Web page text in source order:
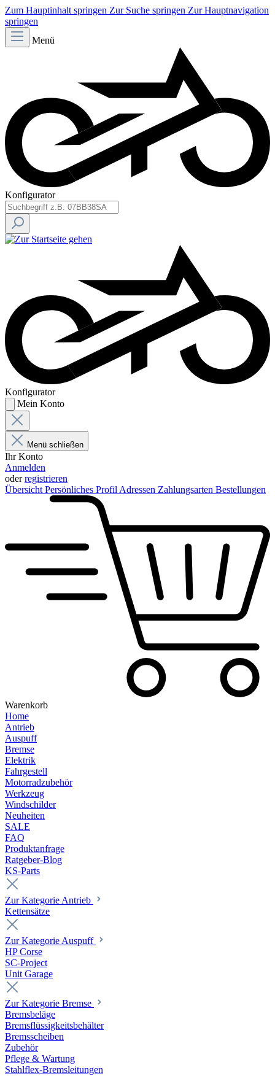
Zum Hauptinhalt springen Zur Suche springen Zur Hauptnavigation
springen
Menü
Konfigurator
Konfigurator
Mein Konto
Menü schließen
Ihr Konto
Anmelden
oderregistrieren
Übersicht Persönliches Profil Adressen Zahlungsarten Bestellungen
Warenkorb
Home
Antrieb
Auspuff
Bremse
Elektrik
Fahrgestell
Motorradzubehör
Werkzeug
Windschilder
Neuheiten
SALE
FAQ
Produktanfrage
Ratgeber-Blog
KS-Parts
Zur Kategorie Antrieb
Kettensätze
Zur Kategorie Auspuff
HP Corse
SC-Project
Unit Garage
Zur Kategorie Bremse
Bremsbeläge
Bremsflüssigkeitsbehälter
Bremsscheiben
Zubehör
Pflege & Wartung
Stahlflex-Bremsleitungen